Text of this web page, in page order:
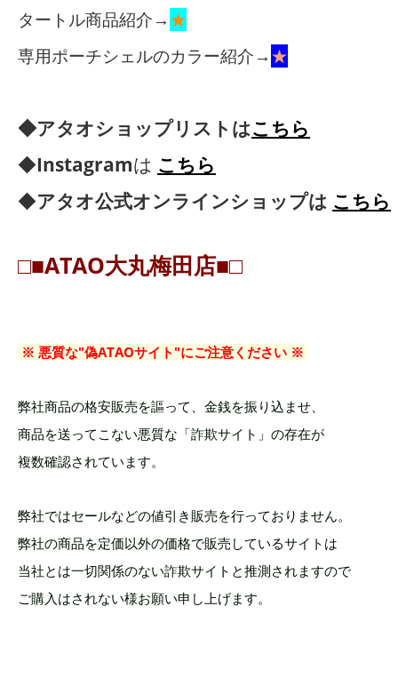
タートル商品紹介→★
専用ポーチシェルのカラー紹介→★
◆アタオショップリストはこちら
◆Instagramは こちら
◆アタオ公式オンラインショップは こちら
□■ATAO大丸梅田店■□
※ 悪質な"偽ATAOサイト"にご注意ください ※
弊社商品の格安販売を謳って、金銭を振り込ませ、
商品を送ってこない悪質な「詐欺サイト」の存在が
複数確認されています。
弊社ではセールなどの値引き販売を行っておりません。
弊社の商品を定価以外の価格で販売しているサイトは
当社とは一切関係のない詐欺サイトと推測されますので
ご購入はされない様お願い申し上げます。